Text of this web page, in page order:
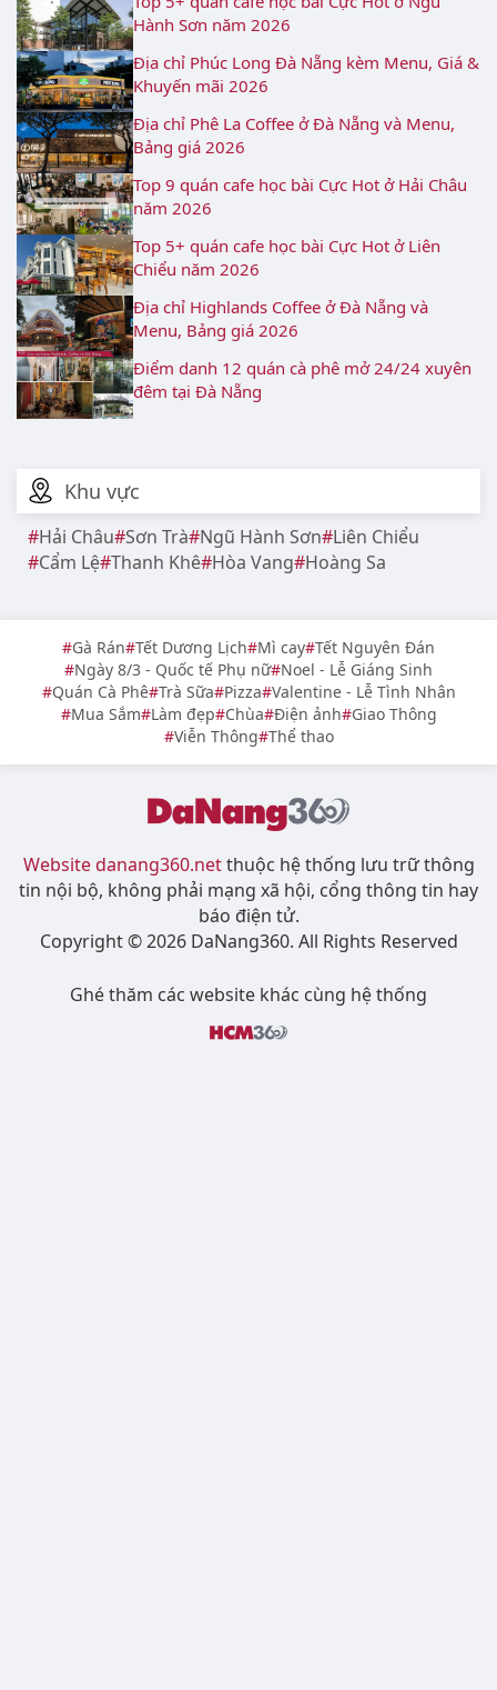
Khu vực
Hải Châu Sơn Trà Ngũ Hành Sơn Liên Chiểu
Cẩm Lệ Thanh Khê Hòa Vang Hoàng Sa
Hành Sơn năm 2026
Địa chỉ Phúc Long Đà Nẵng kèm Menu, Giá &
Khuyến mãi 2026
Địa chỉ Phê La Coffee ở Đà Nẵng và Menu,
Bảng giá 2026
Top 9 quán cafe học bài Cực Hot ở Hải Châu
năm 2026
Top 5+ quán cafe học bài Cực Hot ở Liên
Chiểu năm 2026
Địa chỉ Highlands Coffee ở Đà Nẵng và
Menu, Bảng giá 2026
Điểm danh 12 quán cà phê mở 24/24 xuyên
đêm tại Đà Nẵng
Gà Rán Tết Dương Lịch Mì cay Tết Nguyên Đán
Ngày 8/3 - Quốc tế Phụ nữ Noel - Lễ Giáng Sinh
Quán Cà Phê Trà Sữa Pizza Valentine - Lễ Tình Nhân
Mua Sắm Làm đẹp Chùa Điện ảnh Giao Thông
Viễn Thông Thể thao
Website danang360.netthuộc hệ thống lưu trữ thông
tin nội bộ, không phải mạng xã hội, cổng thông tin hay
báo điện tử.
Copyright © 2026 DaNang360. All Rights Reserved
Ghé thăm các website khác cùng hệ thống